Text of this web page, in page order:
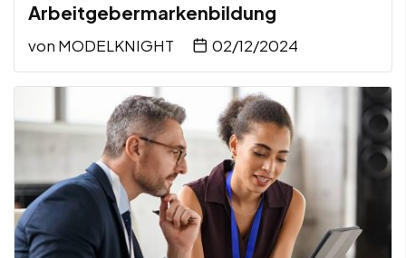
Arbeitgebermarkenbildung
von MODELKNIGHT 02/12/2024